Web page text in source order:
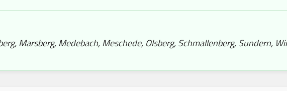
Marsberg, Medebach, Meschede, Olsberg, Schmallenberg, Sundern,